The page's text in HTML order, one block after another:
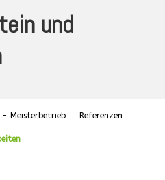
und
Meisterbetrieb Referenzen